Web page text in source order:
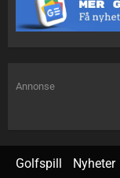
Annonse
Golfspill Nyheter